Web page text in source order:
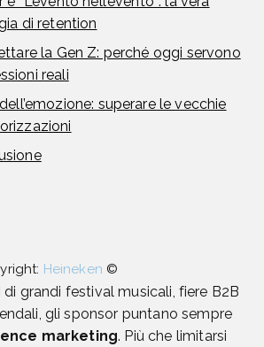
di retention
la Gen Z: perché oggi servono
reali
superare le vecchie
Heineken ©
grandi festival musicali, fiere B2B
gli sponsor puntano sempre
marketing. Più che limitarsi